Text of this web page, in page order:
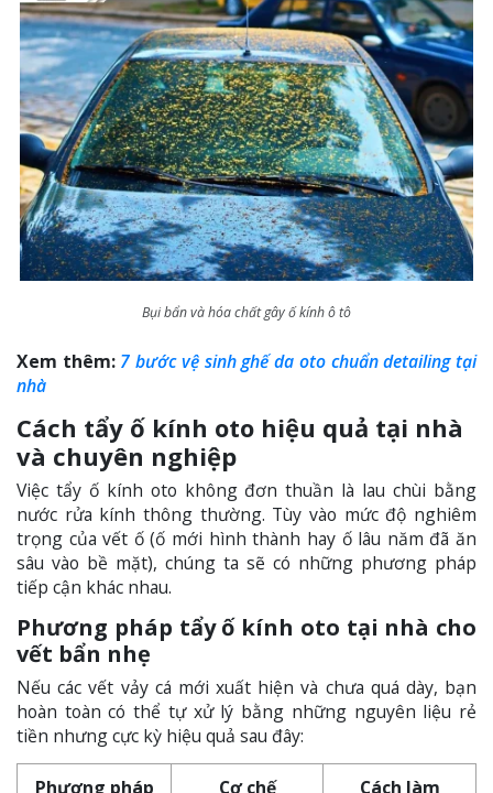
Bụi bẩn và hóa chất gây ố kính ô tô
Xem thêm: 7 bước vệ sinh ghế da oto chuẩn detailing tại
nhà
Cách tẩy ố kính oto hiệu quả tại nhà
và chuyên nghiệp
Việc tẩy ố kính oto không đơn thuần là lau chùi bằng
nước rửa kính thông thường. Tùy vào mức độ nghiêm
trọng của vết ố (ố mới hình thành hay ố lâu năm đã ăn
sâu vào bề mặt), chúng ta sẽ có những phương pháp
tiếp cận khác nhau.
Phương pháp tẩy ố kính oto tại nhà cho
vết bẩn nhẹ
Nếu các vết vảy cá mới xuất hiện và chưa quá dày, bạn
hoàn toàn có thể tự xử lý bằng những nguyên liệu rẻ
tiền nhưng cực kỳ hiệu quả sau đây:
Phương pháp Cơ chế Cách làm